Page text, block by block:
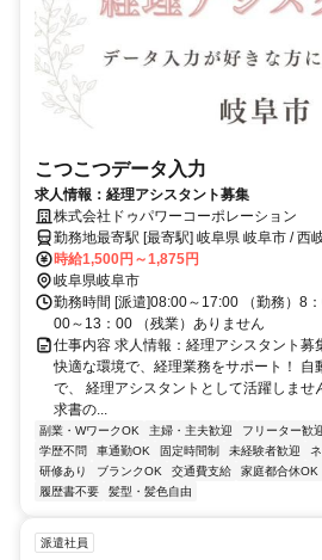
こつこつデータ入力
求人情報：経理アシスタント募集 （自動車金型メーカー） 快
適な環境で、経理業務をサポート！ 自動車の金型製造メーカーで、 経理
アシスタントとして活躍しませんか？
株式会社ドゥパワーコーポレーション
勤務地最寄駅 [最寄駅] 岐阜県 岐阜市 / 西
時給1,500円～1,875円
岐阜県岐阜市
勤務時間 [派遣]08:00～17:00 （勤務）8
00～13：00 （残業）ありません
仕事内容 求人情報：経理アシスタント募
快適な環境で、経理業務をサポート！ 自
で、 経理アシスタントとして活躍しませ
求書の...
副業・WワークOK 主婦・主夫歓迎 フリーター歓
学歴不問
車通勤OK 固定時間制 未経験者歓迎
研修あり
ブランクOK 交通費支給 家庭都合休OK
履歴書不要
髪型・髪色自由
派遣社員